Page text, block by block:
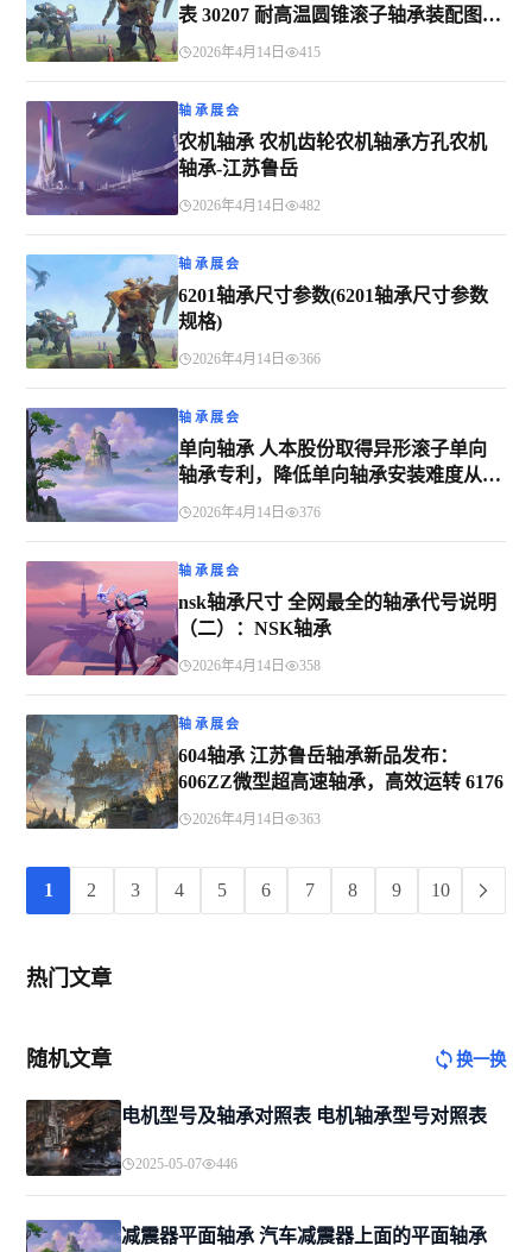
表 30207 耐高温圆锥滚子轴承装配图
7207E
2026年4月14日 415
轴承展会
农机轴承 农机齿轮农机轴承方孔农机
轴承-江苏鲁岳
2026年4月14日 482
轴承展会
6201轴承尺寸参数(6201轴承尺寸参数
规格)
2026年4月14日 366
轴承展会
单向轴承 人本股份取得异形滚子单向
轴承专利，降低单向轴承安装难度从而
提高生产效率
2026年4月14日 376
轴承展会
nsk轴承尺寸 全网最全的轴承代号说明
（二）：NSK轴承
2026年4月14日 358
轴承展会
604轴承 江苏鲁岳轴承新品发布：
606ZZ微型超高速轴承，高效运转 6176
2026年4月14日 363
1 2 3 4 5 6 7 8 9 10
热门文章
随机文章 换一换
电机型号及轴承对照表 电机轴承型号对照表
2025-05-07 446
减震器平面轴承 汽车减震器上面的平面轴承